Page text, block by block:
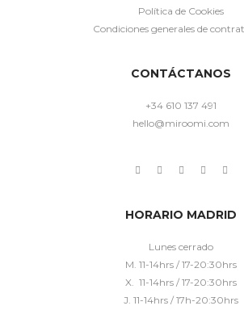
Política de Cookies
Condiciones generales de
CONTÁCTANOS
+34 610 137 491
hello@miroomi.com
HORARIO MADRID
Lunes cerrado
M. 11-14hrs / 17-20:30hrs
X. 11-14hrs / 17-20:30hrs
J. 11-14hrs / 17h-20:30hrs